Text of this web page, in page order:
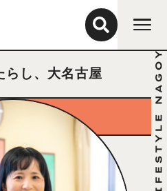
らし、大名古屋